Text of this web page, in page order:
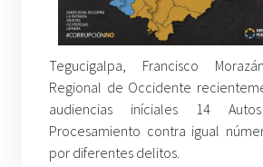
Tegucigalpa, Francisco
Regional de Occidente
audiencias iníciales 14
Procesamiento contra igual
por diferentes delitos.